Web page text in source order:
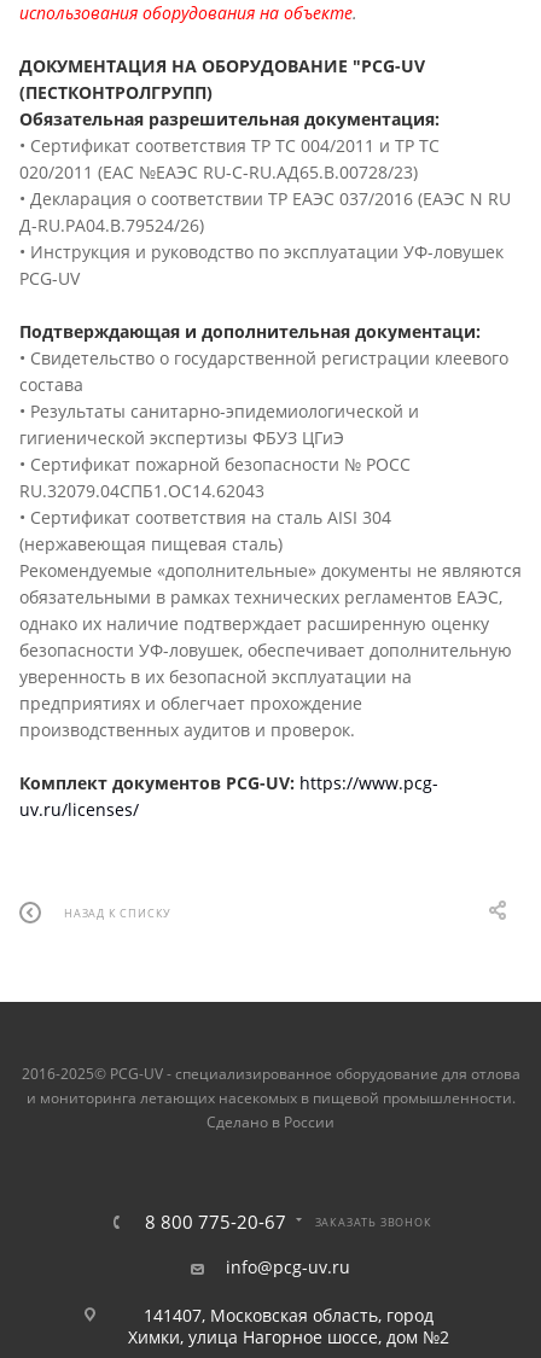
использования оборудования на объекте.
ДОКУМЕНТАЦИЯ НА ОБОРУДОВАНИЕ "PCG-UV
(ПЕСТКОНТРОЛГРУПП)
Обязательная разрешительная документация:
• Сертификат соответствия ТР ТС 004/2011 и ТР ТС
020/2011 (ЕАС №ЕАЭС RU-C-RU.АД65.В.00728/23)
• Декларация о соответствии ТР ЕАЭС 037/2016 (ЕАЭС N RU
Д-RU.РА04.В.79524/26)
• Инструкция и руководство по эксплуатации УФ-ловушек
PCG-UV
Подтверждающая и дополнительная документаци:
• Свидетельство о государственной регистрации клеевого
состава
• Результаты санитарно-эпидемиологической и
гигиенической экспертизы ФБУЗ ЦГиЭ
• Сертификат пожарной безопасности № РОСС
RU.32079.04СПБ1.OC14.62043
• Сертификат соответствия на сталь AISI 304
(нержавеющая пищевая сталь)
Рекомендуемые «дополнительные» документы не являются
обязательными в рамках технических регламентов ЕАЭС,
однако их наличие подтверждает расширенную оценку
безопасности УФ-ловушек, обеспечивает дополнительную
уверенность в их безопасной эксплуатации на
предприятиях и облегчает прохождение
производственных аудитов и проверок.
Комплект документов PCG-UV: https://www.pcg-
uv.ru/licenses/
НАЗАД К СПИСКУ
2016-2025© PCG-UV - специализированное оборудование для отлова
и мониторинга летающих насекомых в пищевой промышленности.
Сделано в России
8 800 775-20-67 ЗАКАЗАТЬ ЗВОНОК
info@pcg-uv.ru
141407, Московская область, город
Химки, улица Нагорное шоссе, дом №2